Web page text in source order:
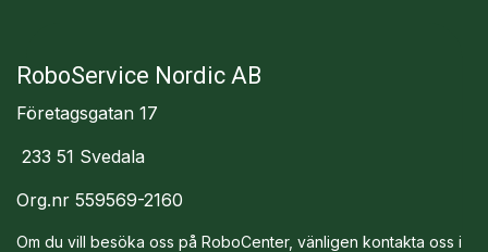
RoboService Nordic AB
Företagsgatan 17
233 51 Svedala
Org.nr 559569-2160
Om du vill besöka oss på RoboCenter, vänligen kontakta oss i